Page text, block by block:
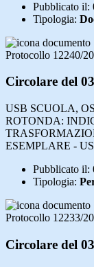
Pubblicato il:
Tipologia:
Protocollo 12240/
Circolare del
USB SCUOLA,
ROTONDA:
ESEMPLARE -
Pubblicato il:
Tipologia:
Protocollo 12233/
Circolare del